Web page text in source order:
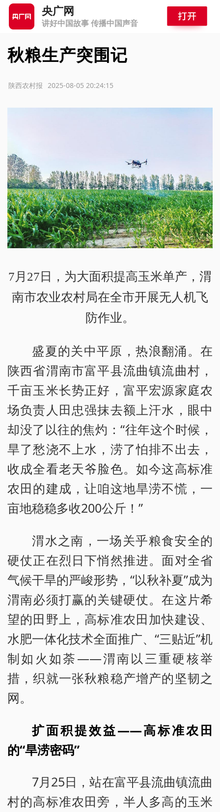
央广网
讲好中国故事 传播中国声音
秋粮生产突围记
2025-08-05 20:24:15
陕西农村报
7月27日，为大面积提高玉米单产，渭
南市农业农村局在全市开展无人机飞
防作业。
盛夏的关中平原，热浪翻涌。在
陕西省渭南市富平县流曲镇流曲村，
千亩玉米长势正好，富平宏源家庭农
场负责人田忠强抹去额上汗水，眼中
却没了以往的焦灼：“往年这个时候，
旱了愁浇不上水，涝了怕排不出去，
收成全看老天爷脸色。如今这高标准
农田的建成，让咱这地旱涝不慌，一
亩地稳稳多收200公斤！”
渭水之南，一场关乎粮食安全的
硬仗正在烈日下悄然推进。面对全省
气候干旱的严峻形势，“以秋补夏”成为
渭南必须打赢的关键硬仗。在这片希
望的田野上，高标准农田加快建设、
水肥一体化技术全面推广、“三贴近”机
制如火如荼——渭南以三重硬核举
措，织就一张秋粮稳产增产的坚韧之
网。
扩面积提效益——高标准农田
的“旱涝密码”
7月25日，站在富平县流曲镇流曲
村的高标准农田旁，半人多高的玉米